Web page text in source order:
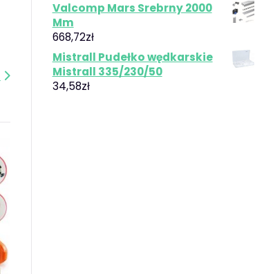
Valcomp Mars Srebrny 2000
Mm
668,72zł
Mistrall Pudełko wędkarskie
Mistrall 335/230/50
34,58zł